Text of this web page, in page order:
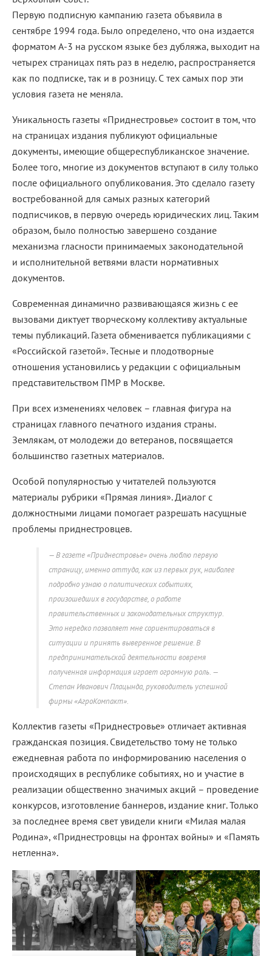
Первую подписную кампанию газета объявила в
сентябре 1994 года. Было определено, что она издается
форматом А-3 на русском языке без дубляжа, выходит на
четырех страницах пять раз в неделю, распространяется
как по подписке, так и в розницу. С тех самых пор эти
условия газета не меняла.
Уникальность газеты «Приднестровье» состоит в том, что
на страницах издания публикуют официальные
документы, имеющие общереспубликанское значение.
Более того, многие из документов вступают в силу только
после официального опубликования. Это сделало газету
востребованной для самых разных категорий
подписчиков, в первую очередь юридических лиц. Таким
образом, было полностью завершено создание
механизма гласности принимаемых законодательной
и исполнительной ветвями власти нормативных
документов.
Современная динамично развивающаяся жизнь с ее
вызовами диктует творческому коллективу актуальные
темы публикаций. Газета обменивается публикациями с
«Российской газетой». Тесные и плодотворные
отношения установились у редакции с официальным
представительством ПМР в Москве.
При всех изменениях человек – главная фигура на
страницах главного печатного издания страны.
Землякам, от молодежи до ветеранов, посвящается
большинство газетных материалов.
Особой популярностью у читателей пользуются
материалы рубрики «Прямая линия». Диалог с
должностными лицами помогает разрешать насущные
проблемы приднестровцев.
В газете «Приднестровье» очень люблю первую
страницу, именно оттуда, как из первых рук, наиболее
подробно узнаю о политических событиях,
произошедших в государстве, о работе
правительственных и законодательных структур.
Это нередко позволяет мне сориентироваться в
ситуации и принять выверенное решение. В
предпринимательской деятельности вовремя
полученная информация играет огромную роль. —
Степан Иванович Плацында, руководитель успешной
фирмы «АгроКомпакт».
Коллектив газеты «Приднестровье» отличает активная
гражданская позиция. Свидетельство тому не только
ежедневная работа по информированию населения о
происходящих в республике событиях, но и участие в
реализации общественно значимых акций – проведение
конкурсов, изготовление баннеров, издание книг. Только
за последнее время свет увидели книги «Милая малая
Родина», «Приднестровцы на фронтах войны» и «Память
нетленна».